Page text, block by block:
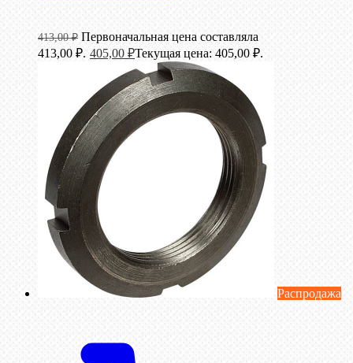
413,00₽ Первоначальная цена составляла
413,00 ₽. 405,00 ₽Текущая цена: 405,00 ₽.
Распродажа